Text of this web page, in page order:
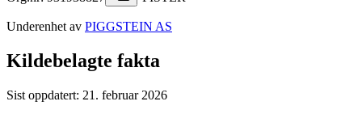
Underenhet av PIGGSTEIN AS
Kildebelagte fakta
Sist oppdatert: 21. februar 2026